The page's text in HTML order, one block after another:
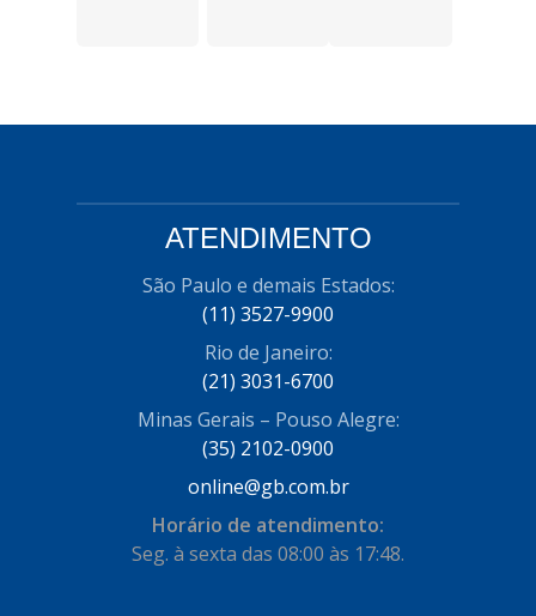
ATENDIMENTO
São Paulo e demais Estados:
(11) 3527-9900
Rio de Janeiro:
(21) 3031-6700
Minas Gerais – Pouso Alegre:
(35) 2102-0900
online@gb.com.br
Horário de atendimento:
Seg. à sexta das 08:00 às 17:48.